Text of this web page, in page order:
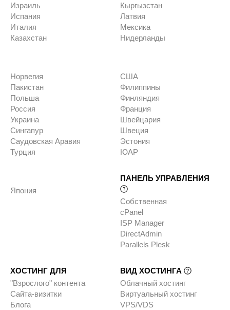
Израиль
Испания
Италия
Казахстан
Кыргызстан
Латвия
Мексика
Нидерланды
Норвегия
Пакистан
Польша
Россия
Украина
Сингапур
Саудовская Аравия
Турция
США
Филиппины
Финляндия
Франция
Швейцария
Швеция
Эстония
ЮАР
Япония
ПАНЕЛЬ УПРАВЛЕНИЯ
Собственная
cPanel
ISP Manager
DirectAdmin
Parallels Plesk
ХОСТИНГ ДЛЯ
"Взрослого" контента
Сайта-визитки
Блога
ВИД ХОСТИНГА
Облачный хостинг
Виртуальный хостинг
VPS/VDS